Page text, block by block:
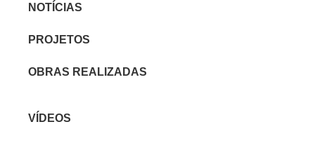
NOTÍCIAS
PROJETOS
OBRAS REALIZADAS
VÍDEOS